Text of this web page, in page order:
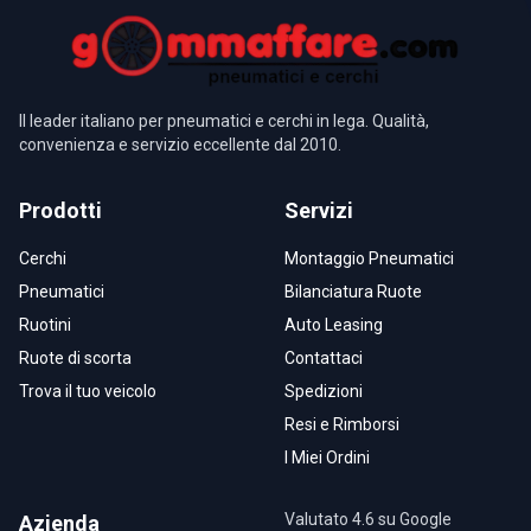
Il leader italiano per pneumatici e cerchi in lega. Qualità,
convenienza e servizio eccellente dal 2010.
Prodotti
Cerchi
Pneumatici
Ruotini
Ruote di scorta
Trova il tuo veicolo
Servizi
Montaggio Pneumatici
Bilanciatura Ruote
Auto Leasing
Contattaci
Spedizioni
Resi e Rimborsi
I Miei Ordini
Azienda Valutato 4.6 su Google